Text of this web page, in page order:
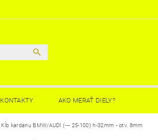
KONTAKTY AKO MERAŤ DIELY?
Kĺb kardanu BMW/AUDI (--- 25-100) h-32mm - otv. 8mm